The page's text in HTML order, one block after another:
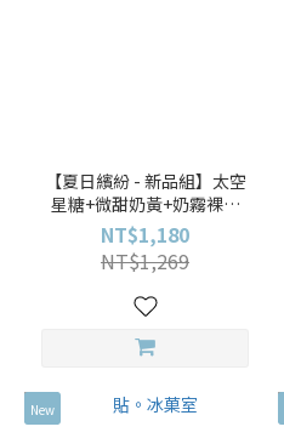
【夏日繽紛 - 新品組】太空
星糖+微甜奶黃+奶霧裸杏
+貼。冰菓室
NT$1,180
NT$1,269
New